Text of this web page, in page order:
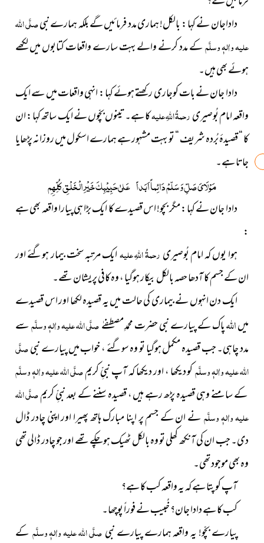
داداجان نے کہا : بالکل! ہماری مدد فرمائیں گے بلکہ ہمارے نبیصلَّی اللہ
علیہ واٰلہٖ وسلَّمکے مدد کرنے والے بہت سارے واقعات کتابوں میں لکھے
ہوئے بھی ہیں۔
دادا جان نے بات کوجاری رکھتے ہوئے کہا : انہی واقعات میں سے ایک
واقعہ امام بُوصیریرحمۃُ اللہِ علیہکا ہے۔ تینوں بچّوں نے ایک ساتھ کہا : ان
کا “ قصیدۂ بُردہ شریف “ تو بہت مشہور ہے ہمارے اسکول میں روزانہ پڑھایا
جاتا ہے۔
مَوْلَايَ صَلِّ وَسَلّمْ دَائِماً اَبَداً عَلىٰ حَبِيْبِكَ خَيْرِ الْخَلْقِ كُلِّهِمِ
دادا جان نے کہا : مگر بچو! اس قصیدے کا ایک بڑا ہی پیارا واقعہ بھی ہے
:
ہوا یوں کہ امام بُوصیریرحمۃُ اللہِ علیہایک مرتبہ سخت بیمار ہوگئے اور
ان کے جسم کا آدھا حصہ بالکل بیکار ہوگیا ، وہ کافی پریشان تھے۔
ایک دن انہوں نے بیماری کی حالت میں یہ قصیدہ لکھا اور اس قصیدے
میںاللہپاک کے پیارے نبی حضرت محمدِ مصطفےٰصلَّی اللہ علیہ واٰلہٖ وسلَّمسے
مدد چاہی۔ جب قصیدہ مکمل ہوگیاتو وہ سوگئے ، خواب میں پیارے نبیصلَّی
اللہ علیہ واٰلہٖ وسلَّمکو دیکھا ، اور دیکھا کہ آپ نبیِّ کریمصلَّی اللہ علیہ واٰلہٖ وسلَّم
کے سامنے وہی قصیدہ پڑھ رہے ہیں ، قصیدہ سننے کے بعد نبیِّ کریمصلَّی اللہ
علیہ واٰلہٖ وسلَّمنے ان کے جسم پر اپنا مبارک ہاتھ پھیرا اور اپنی چادر ڈال
دی۔ جب ان کی آنکھ کھلی تو وہ بالکل ٹھیک ہوچکے تھے اور جو چادر ڈالی تھی
وہ بھی موجود تھی۔
آپ کو پتا ہے کہ یہ واقعہ کب کا ہے؟
کب کا ہے دادا جان؟ خُبیب نے فوراً پوچھا۔
پیارے بچّو! یہ واقعہ ہمارے پیارے نبیصلَّی اللہ علیہ واٰلہٖ وسلَّمکے